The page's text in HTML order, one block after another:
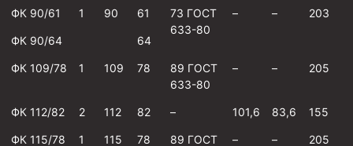
ГОСТ 31446-2017
ГОСТ 632-80
Муфты для обсадных труб
Муфта ОТТГ 245
ФК 90/61 1 90 61
73 ГОСТ
633-80
– – 203
ФК 90/64 64
ФК 109/78 1 109 78
89 ГОСТ
633-80
– – 205
ФК 112/82 2 112 82 – 101,6 83,6 155
ФК 115/78 1 115 78
89 ГОСТ
– – 205